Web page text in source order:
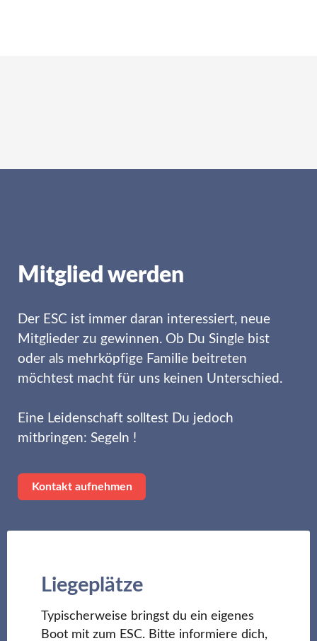
Mitglied werden
Der ESC ist immer daran interessiert, neue
Mitglieder zu gewinnen. Ob Du Single bist
oder als mehrköpfige Familie beitreten
möchtest macht für uns keinen Unterschied.
Eine Leidenschaft solltest Du jedoch
mitbringen: Segeln !
Kontakt aufnehmen
Liegeplätze
Typischerweise bringst du ein eigenes
Boot mit zum ESC. Bitte informiere dich,